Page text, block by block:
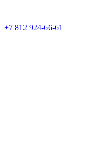
+7 812 924-66-61